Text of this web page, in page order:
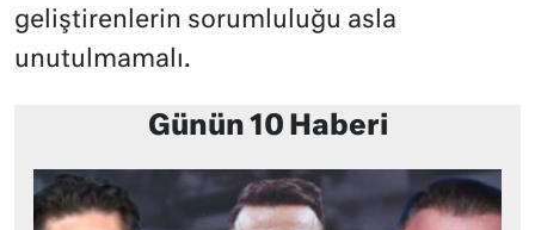
geliştirenlerin sorumluluğu asla
unutulmamalı.
Günün 10 Haberi